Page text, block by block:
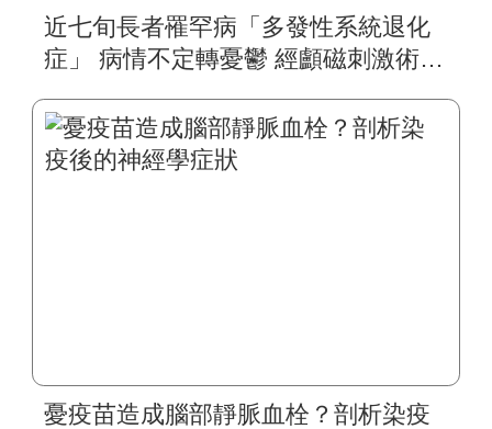
近七旬長者罹罕病「多發性系統退化
症」 病情不定轉憂鬱 經顱磁刺激術挽
憂疫苗造成腦部靜脈血栓？剖析染疫